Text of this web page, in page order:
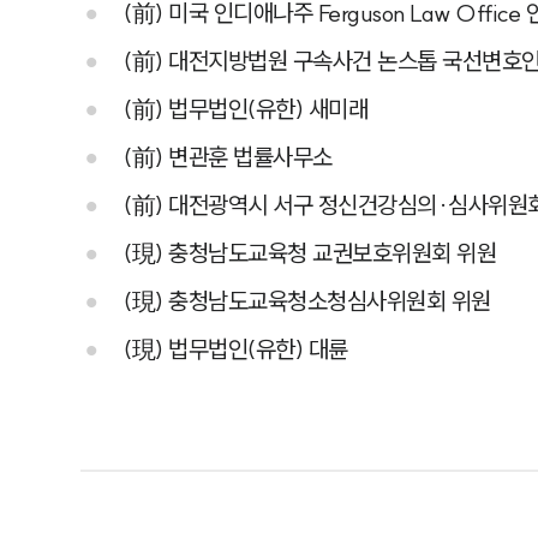
(前) 미국 인디애나주 Ferguson Law Office
(前) 대전지방법원 구속사건 논스톱 국선변호인
(前) 법무법인(유한) 새미래
(前) 변관훈 법률사무소
(前) 대전광역시 서구 정신건강심의·심사위원
(現) 충청남도교육청 교권보호위원회 위원
(現) 충청남도교육청소청심사위원회 위원
(現) 법무법인(유한) 대륜